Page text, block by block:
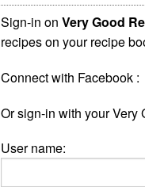
Sign-in onVery Good
recipes on your recipe
Connect with Facebook :
Or sign-in with your Very
User name: